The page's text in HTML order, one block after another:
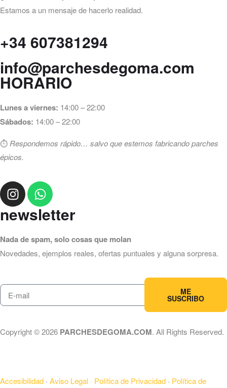
Estamos a un mensaje de hacerlo realidad.
+34 607381294
info@parchesdegoma.com
HORARIO
Lunes a viernes: 14:00 – 22:00
Sábados: 14:00 – 22:00
⏱️Respondemos rápido… salvo que estemos fabricando parches
épicos.
newsletter
Nada de spam, solo cosas que molan
Novedades, ejemplos reales, ofertas puntuales y alguna sorpresa.
ME
SUSCRIBO
Copyright © 2026 PARCHESDEGOMA.COM. All Rights Reserved.
Accesibilidad · Aviso Legal · Política de Privacidad · Política de